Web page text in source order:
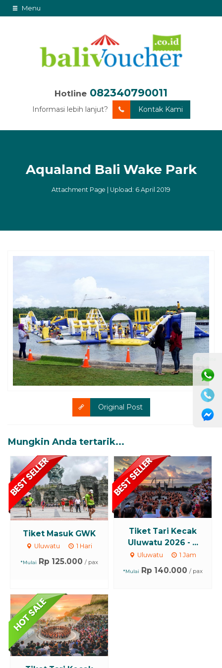
Menu
Hotline 082340790011
Informasi lebih lanjut? Kontak Kami
Aqualand Bali Wake Park
Attachment Page | Upload: 6 April 2019
Original Post
Mungkin Anda tertarik...
Tiket Masuk GWK
Uluwatu 1 Hari
*Mulai Rp 125.000 / pax
Tiket Tari Kecak
Uluwatu 2026 - ...
Uluwatu 1 Jam
*Mulai Rp 140.000 / pax